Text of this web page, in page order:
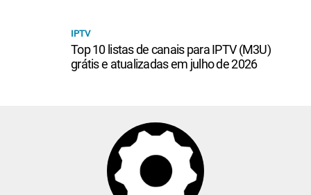
IPTV
Top 10 listas de canais para IPTV (M3U)
grátis e atualizadas em julho de 2026